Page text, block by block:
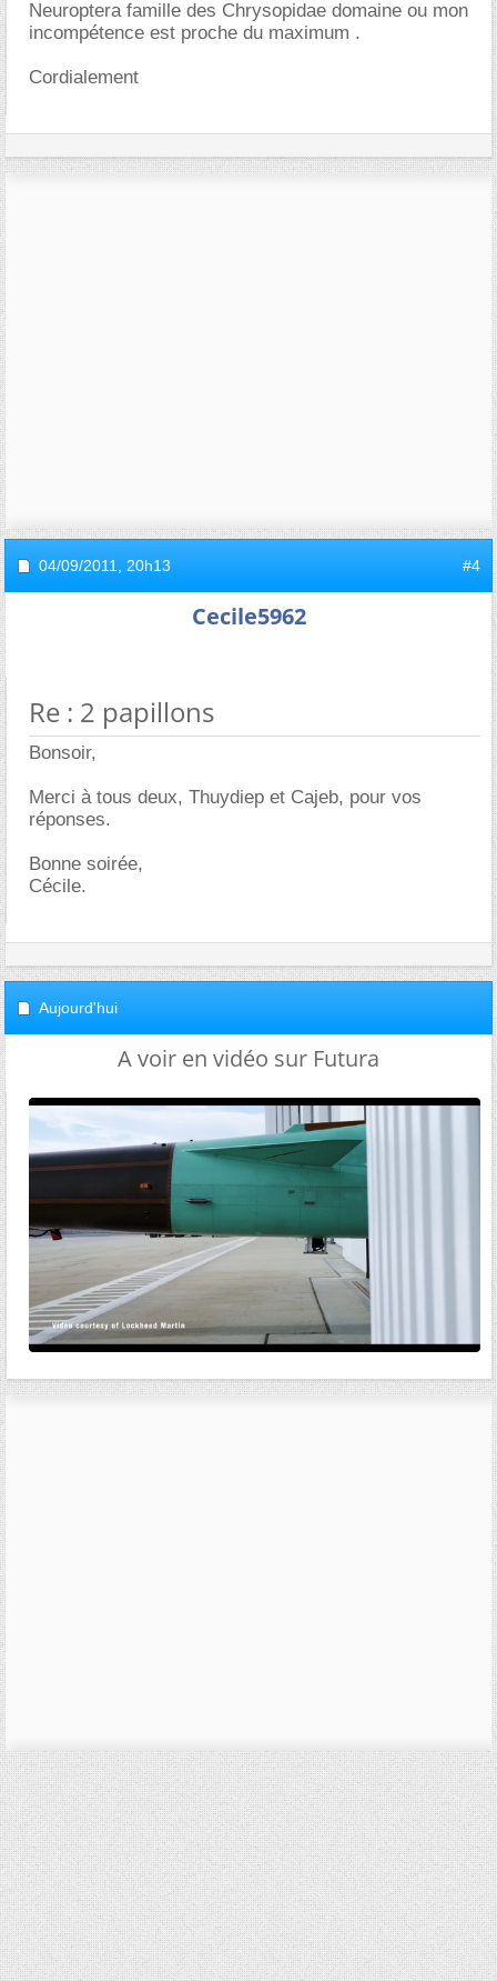
Neuroptera famille des Chrysopidae domaine ou mon
incompétence est proche du maximum .
Cordialement
04/09/2011, 20h13 #4
Cecile5962
Re : 2 papillons
Bonsoir,
Merci à tous deux, Thuydiep et Cajeb, pour vos
réponses.
Bonne soirée,
Cécile.
Aujourd'hui
A voir en vidéo sur Futura